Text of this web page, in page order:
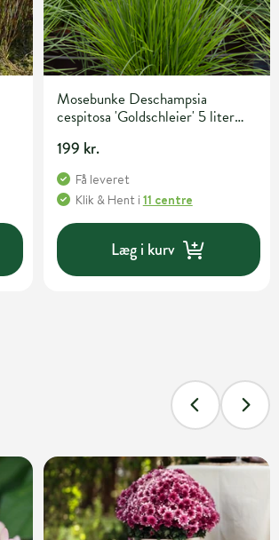
Mosebunke Deschampsia
cespitosa 'Goldschleier' 5 liter
199 kr.
Få leveret
Klik & Hent i 11 centre
Læg i kurv